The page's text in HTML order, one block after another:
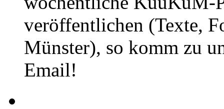
veröffentlichen (Texte,
Münster), so komm zu
Email!